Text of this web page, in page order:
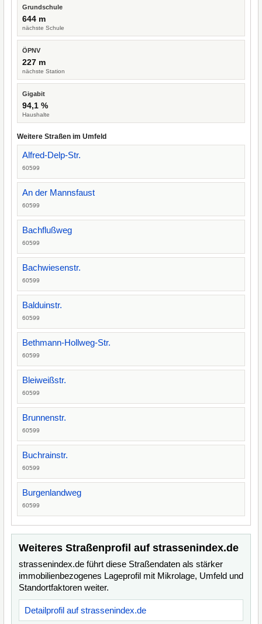
Grundschule
644 m
nächste Schule
ÖPNV
227 m
nächste Station
Gigabit
94,1 %
Haushalte
Weitere Straßen im Umfeld
Alfred-Delp-Str.
60599
An der Mannsfaust
60599
Bachflußweg
60599
Bachwiesenstr.
60599
Balduinstr.
60599
Bethmann-Hollweg-Str.
60599
Bleiweißstr.
60599
Brunnenstr.
60599
Buchrainstr.
60599
Burgenlandweg
60599
Weiteres Straßenprofil auf strassenindex.de
strassenindex.de führt diese Straßendaten als stärker
immobilienbezogenes Lageprofil mit Mikrolage, Umfeld und
Standortfaktoren weiter.
Detailprofil auf strassenindex.de